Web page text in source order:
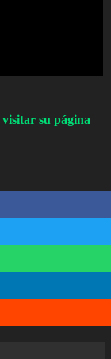
visitar su página